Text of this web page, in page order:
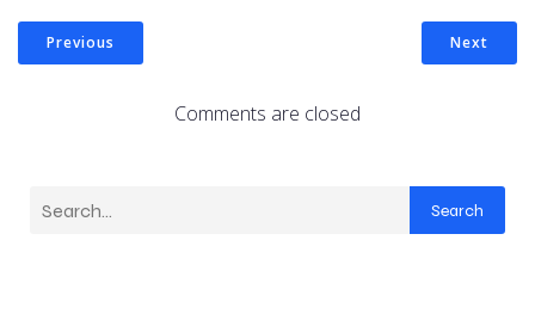
Previous Next
Comments are closed
Search